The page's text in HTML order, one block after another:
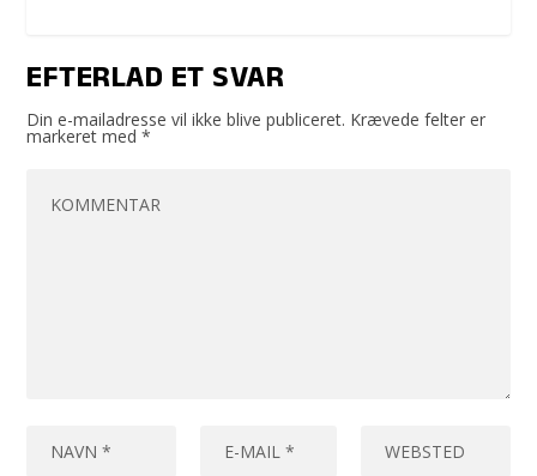
EFTERLAD ET SVAR
Din e-mailadresse vil ikke blive publiceret. Krævede felter er
markeret med*